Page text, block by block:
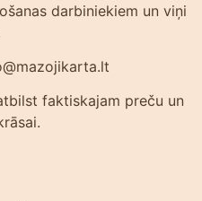
darbiniekiem un viņi
faktiskajam preču un